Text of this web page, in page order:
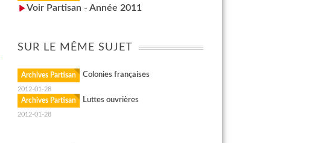
Voir Partisan - Année 2011
SUR LE MÊME SUJET
Archives Partisan Colonies françaises
2012-01-28
Archives Partisan Luttes ouvrières
2012-01-28